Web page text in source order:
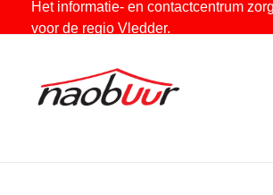
Het informatie- en contactcentrum
voor de regio Vledder.